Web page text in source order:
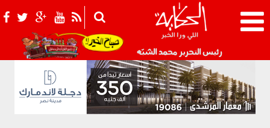
رئيس التحرير محمد الشبّه 021_2.png